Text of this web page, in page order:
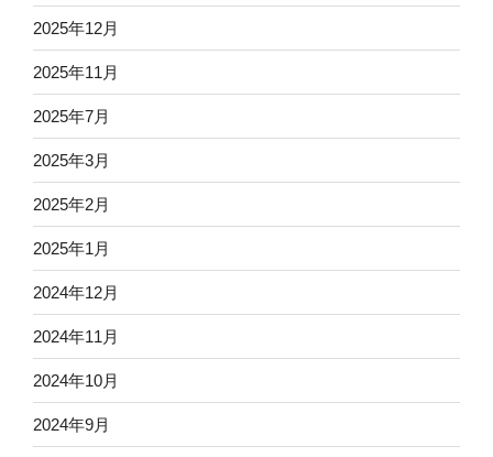
2025年12月
2025年11月
2025年7月
2025年3月
2025年2月
2025年1月
2024年12月
2024年11月
2024年10月
2024年9月